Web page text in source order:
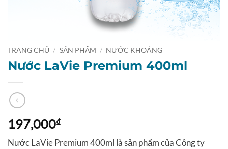
TRANG CHỦ / SẢN PHẨM / NƯỚC KHOÁNG
Nước LaVie Premium 400ml
197,000₫
Nước LaVie Premium 400ml là sản phẩm của Công ty